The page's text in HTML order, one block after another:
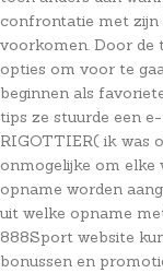
confrontatie met zijn
voorkomen. Door de
opties om voor te
beginnen als
tips ze stuurde een
RIGOTTIER( ik was
onmogelijke om elke
opname worden
uit welke opname
888Sport website
bonussen en